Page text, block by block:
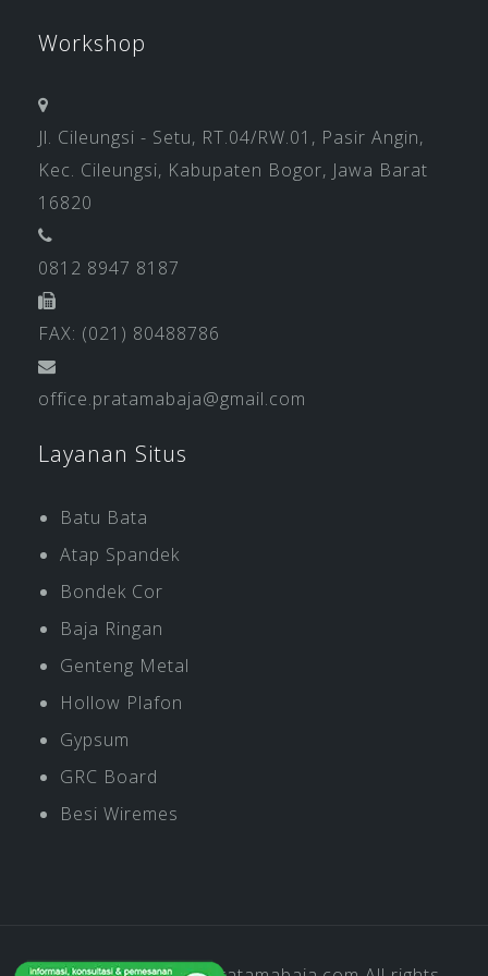
Workshop
Jl. Cileungsi - Setu, RT.04/RW.01, Pasir Angin,
Kec. Cileungsi, Kabupaten Bogor, Jawa Barat
16820
0812 8947 8187
FAX: (021) 80488786
office.pratamabaja@gmail.com
Layanan Situs
Batu Bata
Atap Spandek
Bondek Cor
Baja Ringan
Genteng Metal
Hollow Plafon
Gypsum
GRC Board
Besi Wiremes